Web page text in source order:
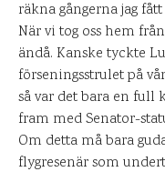
räkna gångerna jag
När vi tog oss hem
ändå. Kanske tyckte
förseningsstrulet på
så var det bara en
fram med Senator-
Om detta må bara
flygresenär som